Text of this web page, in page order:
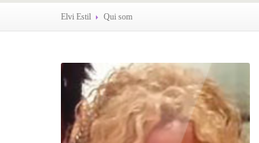
Elvi Estil Qui som